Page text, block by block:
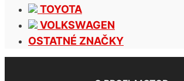
TOYOTA
VOLKSWAGEN
OSTATNÉ ZNAČKY